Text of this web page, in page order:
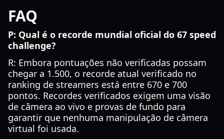
FAQ
P: Qual é o recorde mundial oficial do 67 speed
challenge?
R: Embora pontuações não verificadas possam
chegar a 1.500, o recorde atual verificado no
ranking de streamers está entre 670 e 700
pontos. Recordes verificados exigem uma visão
de câmera ao vivo e provas de fundo para
garantir que nenhuma manipulação de câmera
virtual foi usada.